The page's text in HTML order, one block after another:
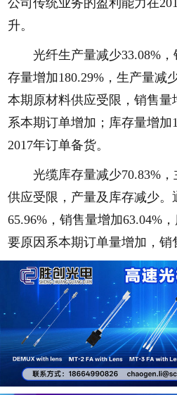
公司传统业务的盈利能力在
升。
光纤生产量减少33.08%，
存量增加180.29%，生产量减
本期原材料供应受限，销售量
系本期订单增加；库存量增加
2017年订单备货。
光缆库存量减少70.83%，
供应受限，产量及库存减少。
65.96%，销售量增加63.04%
要原因系本期订单量增加，销